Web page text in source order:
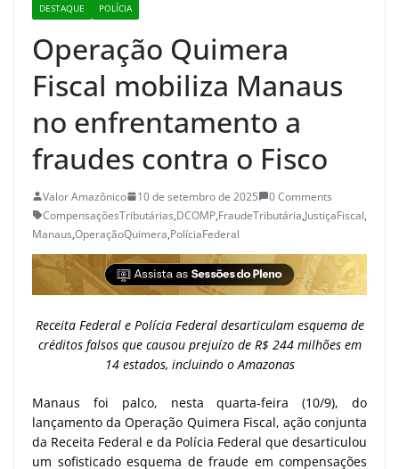
DESTAQUE POLÍCIA
Operação Quimera
Fiscal mobiliza Manaus
no enfrentamento a
fraudes contra o Fisco
Valor Amazônico 10 de setembro de 2025
0 Comments
CompensaçõesTributárias,DCOMP,FraudeTributária,JustiçaFiscal,
Manaus,OperaçãoQuimera,PolíciaFederal
Receita Federal e Polícia Federal desarticulam esquema de
créditos falsos que causou prejuízo de R$ 244 milhões em
14 estados, incluindo o Amazonas
Manaus foi palco, nesta quarta-feira (10/9), do
lançamento da Operação Quimera Fiscal, ação conjunta
da Receita Federal e da Polícia Federal que desarticulou
um sofisticado esquema de fraude em compensações